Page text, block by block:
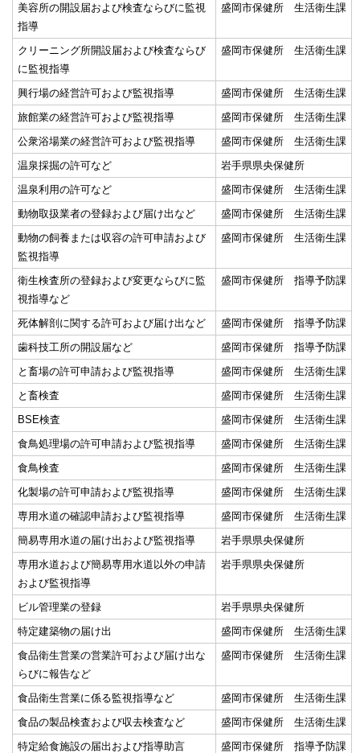
美容所の開設届および検査ならびに監視
指導
盛岡市保健所 生活衛生課
クリーニング所開設届および検査ならび
に監視指導
盛岡市保健所 生活衛生課
興行場の経営許可および監視指導
盛岡市保健所 生活衛生課
旅館業の経営許可および監視指導
盛岡市保健所 生活衛生課
公衆浴場業の経営許可および監視指導
盛岡市保健所 生活衛生課
温泉採掘の許可など
岩手県県央保健所
温泉利用の許可など
盛岡市保健所 生活衛生課
動物取扱業者の登録および届け出など
盛岡市保健所 生活衛生課
動物の飼養または収容の許可申請および
監視指導
盛岡市保健所 生活衛生課
衛生検査所の登録および変更ならびに監
視指導など
盛岡市保健所 指導予防課
死体解剖に関する許可および届け出など
盛岡市保健所 指導予防課
歯科技工所の開設届など
盛岡市保健所 指導予防課
と畜場の許可申請および監視指導
盛岡市保健所 生活衛生課
と畜検査
盛岡市保健所 生活衛生課
BSE検査
盛岡市保健所 生活衛生課
食鳥処理場の許可申請および監視指導
盛岡市保健所 生活衛生課
食鳥検査
盛岡市保健所 生活衛生課
化製場の許可申請および監視指導
盛岡市保健所 生活衛生課
専用水道の確認申請および監視指導
盛岡市保健所 生活衛生課
簡易専用水道の届け出および監視指導
岩手県県央保健所
専用水道および簡易専用水道以外の申請
および監視指導
岩手県県央保健所
ビル管理業の登録
岩手県県央保健所
特定建築物の届け出
盛岡市保健所 生活衛生課
食品衛生営業の営業許可および届け出な
らびに報告など
盛岡市保健所 生活衛生課
食品衛生営業に係る監視指導など
盛岡市保健所 生活衛生課
食品の製品検査および収去検査など
盛岡市保健所 生活衛生課
特定給食施設の届出および指導助言
盛岡市保健所 指導予防課